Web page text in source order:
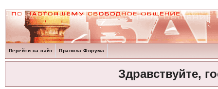
Перейти на сайт Правила Форума
Здравствуйте,